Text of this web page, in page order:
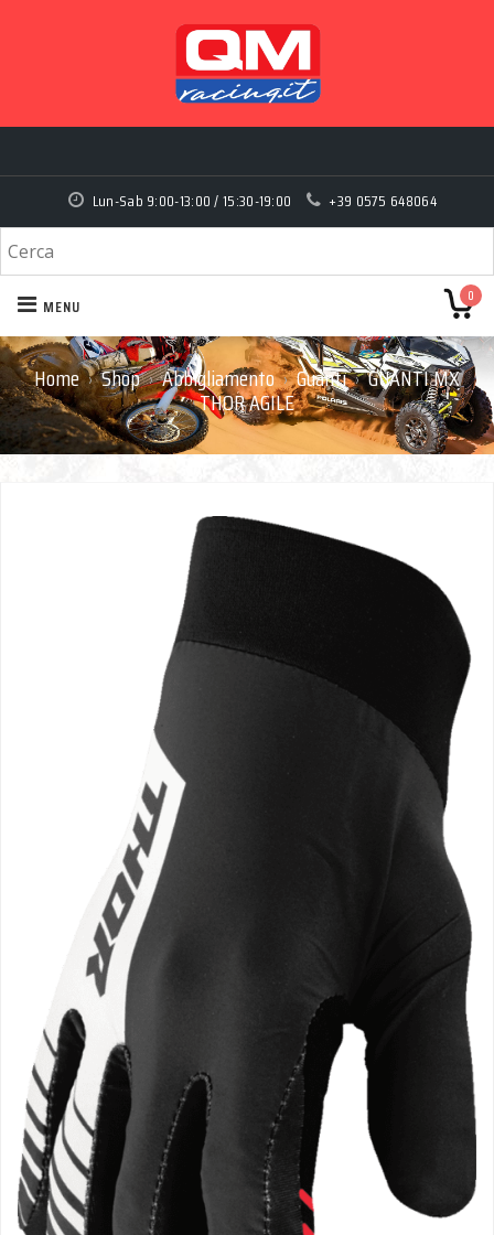
Lun-Sab 9:00-13:00 / 15:30-19:00 +39 0575 648064
0
MENU
Home › Shop › Abbigliamento › Guanti › GUANTI MX
THOR AGILE